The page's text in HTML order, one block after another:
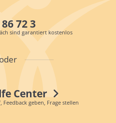
72 3
sind garantiert kostenlos
Center
Feedback geben, Frage stellen